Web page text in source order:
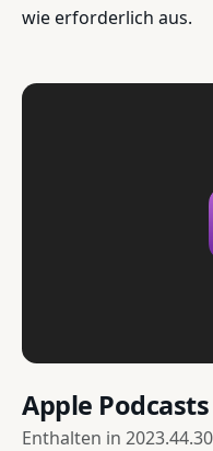
wie erforderlich aus.
Apple Podcasts
Enthalten in 2023.44.30